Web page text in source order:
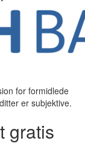
for formidlede
er subjektive.
gratis